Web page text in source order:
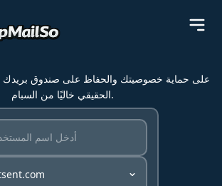
الحقيقي خاليًا من السبام.